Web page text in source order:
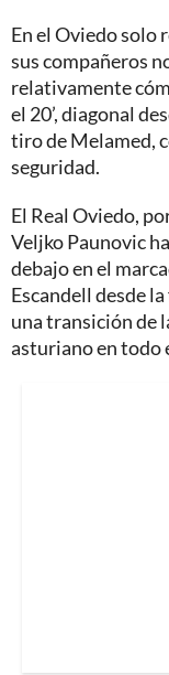
En el Oviedo solo
sus compañeros
relativamente
el 20’, diagonal
tiro de Melamed,
seguridad.
El Real Oviedo,
Veljko Paunovic
debajo en el
Escandell desde
una transición de
asturiano en todo